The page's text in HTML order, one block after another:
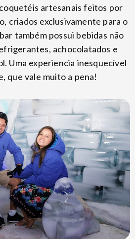
artesanais feitos por
criados exclusivamente para o
também possui bebidas não
achocolatados e
Uma experiencia inesquecível
que vale muito a pena!